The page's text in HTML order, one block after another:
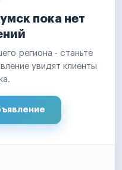
пока нет
региона - станьте
увидят клиенты